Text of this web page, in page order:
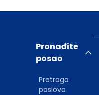
Pronađite
posao
Pretraga
poslova